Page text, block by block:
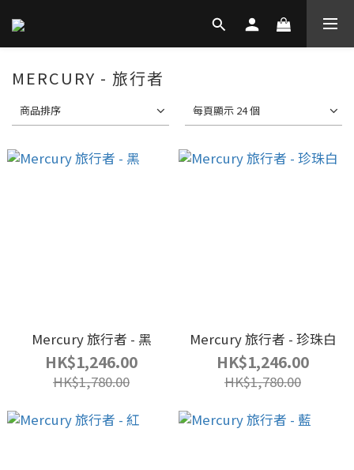
MERCURY - 旅行者
商品排序 每頁顯示 24 個
Mercury 旅行者 - 黑
HK$1,246.00
HK$1,780.00
Mercury 旅行者 - 珍珠白
HK$1,246.00
HK$1,780.00